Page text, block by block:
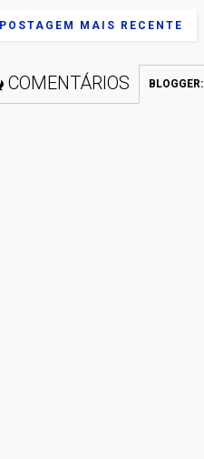
POSTAGEM MAIS RECENTE
COMENTÁRIOS BLOGGER: